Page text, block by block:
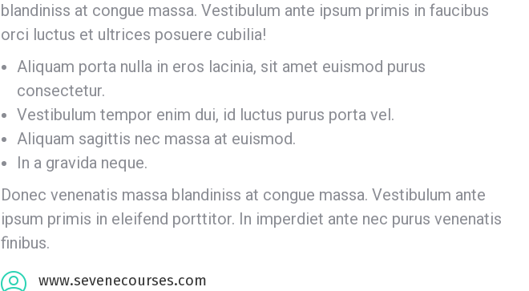
blandiniss at congue massa. Vestibulum ante ipsum primis in faucibus
orci luctus et ultrices posuere cubilia!
Aliquam porta nulla in eros lacinia, sit amet euismod purus
consectetur.
Vestibulum tempor enim dui, id luctus purus porta vel.
Aliquam sagittis nec massa at euismod.
In a gravida neque.
Donec venenatis massa blandiniss at congue massa. Vestibulum ante
ipsum primis in eleifend porttitor. In imperdiet ante nec purus venenatis
finibus.
www.sevenecourses.com